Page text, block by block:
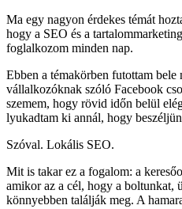
Ma egy nagyon érdekes témát
hogy a SEO és a
foglalkozom minden nap.
Ebben a témakörben futottam bele
vállalkozóknak szóló Facebook
szemem, hogy rövid időn belül
lyukadtam ki annál, hogy
Szóval. Lokális SEO.
Mit is takar ez a fogalom: a
amikor az a cél, hogy a boltunkat,
könnyebben találják meg. A